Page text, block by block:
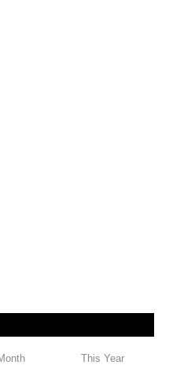
This Year